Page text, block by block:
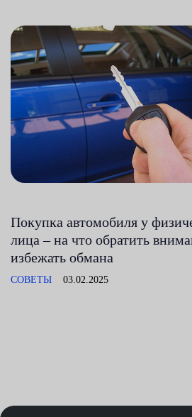
Покупка автомобиля у
лица – на что обратить
избежать обмана
СОВЕТЫ 03.02.2025